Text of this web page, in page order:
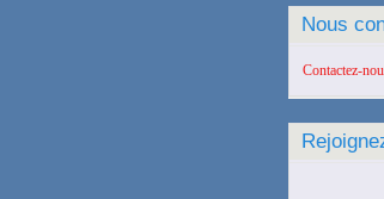
Nous
Contactez-